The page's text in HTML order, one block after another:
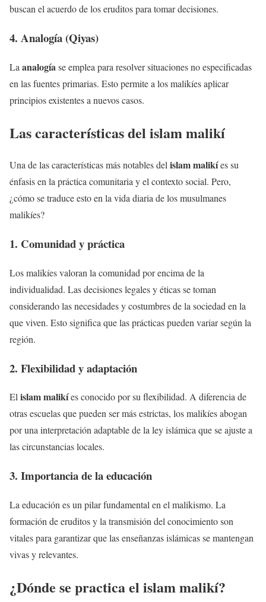
buscan el acuerdo de los eruditos para tomar decisiones.
4. Analogía (Qiyas)
La analogíase emplea para resolver situaciones no especificadas
en las fuentes primarias. Esto permite a los malikíes aplicar
principios existentes a nuevos casos.
Las características del islam malikí
Una de las características más notables delislam malikíes su
énfasis en la práctica comunitaria y el contexto social. Pero,
¿cómo se traduce esto en la vida diaria de los musulmanes
malikíes?
1. Comunidad y práctica
Los malikíes valoran la comunidad por encima de la
individualidad. Las decisiones legales y éticas se toman
considerando las necesidades y costumbres de la sociedad en la
que viven. Esto significa que las prácticas pueden variar según la
región.
2. Flexibilidad y adaptación
Elislam malikíes conocido por su flexibilidad. A diferencia de
otras escuelas que pueden ser más estrictas, los malikíes abogan
por una interpretación adaptable de la ley islámica que se ajuste a
las circunstancias locales.
3. Importancia de la educación
La educación es un pilar fundamental en el malikismo. La
formación de eruditos y la transmisión del conocimiento son
vitales para garantizar que las enseñanzas islámicas se mantengan
vivas y relevantes.
¿Dónde se practica el islam malikí?